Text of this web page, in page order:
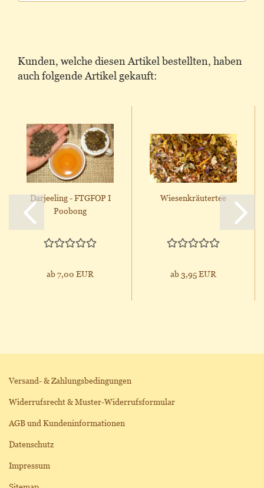
Kunden, welche diesen Artikel bestellten, haben
auch folgende Artikel gekauft:
Darjeeling - FTGFOP I
Poobong
ab 7,00 EUR
Wiesenkräutertee
ab 3,95 EUR
Versand- & Zahlungsbedingungen
Widerrufsrecht & Muster-Widerrufsformular
AGB und Kundeninformationen
Datenschutz
Impressum